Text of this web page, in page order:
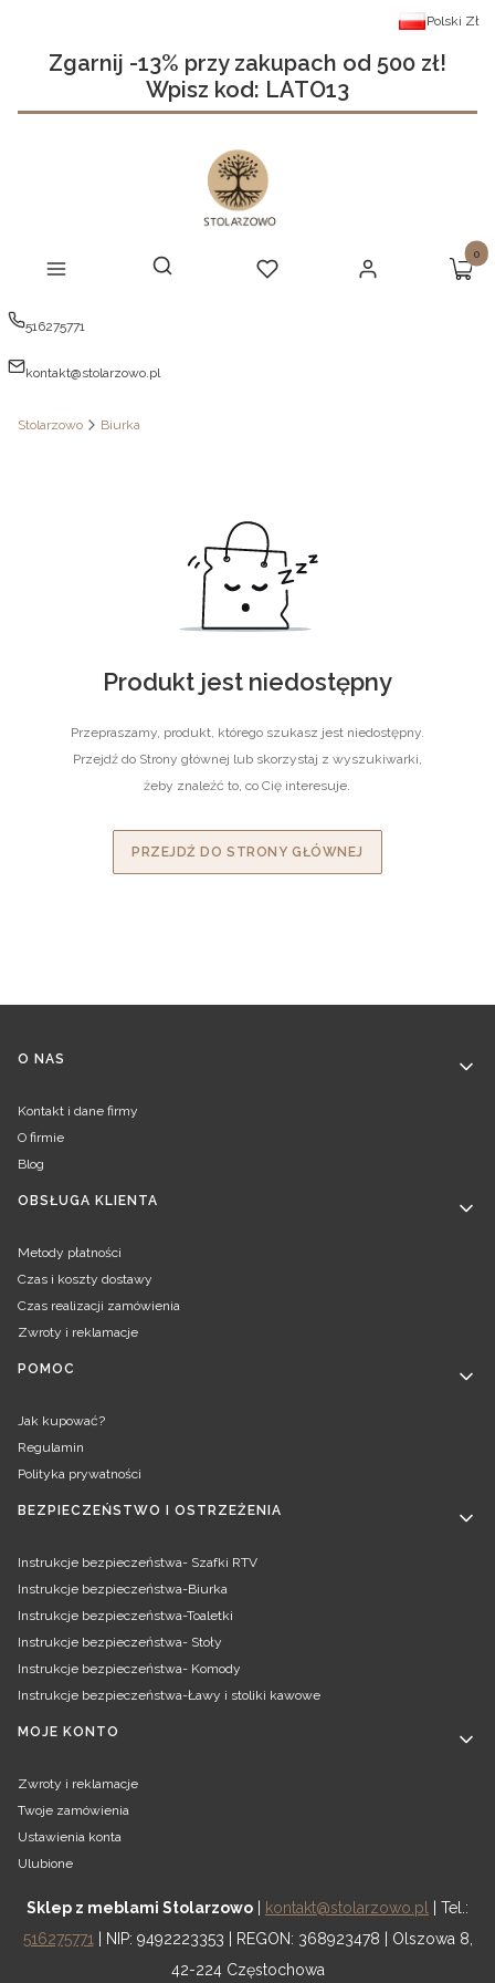
Polski Zł
Zgarnij -13% przy zakupach od 500 zł!
Wpisz kod: LATO13
Menu Otwórz wyszukiwarkę
Szukaj Ulubione Zaloguj się
516275771
kontakt@stolarzowo.pl
Stolarzowo Biurka
Produkt jest niedostępny
Przepraszamy, produkt, którego szukasz jest niedostępny.
Przejdź do Strony głównej lub skorzystaj z wyszukiwarki,
żeby znaleźć to, co Cię interesuje.
PRZEJDŹ DO STRONY GŁÓWNEJ
Linki w stopce
O NAS
Kontakt i dane firmy
O firmie
Blog
OBSŁUGA KLIENTA
Metody płatności
Czas i koszty dostawy
Czas realizacji zamówienia
Zwroty i reklamacje
POMOC
Jak kupować?
Regulamin
Polityka prywatności
BEZPIECZEŃSTWO I OSTRZEŻENIA
Instrukcje bezpieczeństwa- Szafki RTV
Instrukcje bezpieczeństwa-Biurka
Instrukcje bezpieczeństwa-Toaletki
Instrukcje bezpieczeństwa- Stoły
Instrukcje bezpieczeństwa- Komody
Instrukcje bezpieczeństwa-Ławy i stoliki kawowe
MOJE KONTO
Zwroty i reklamacje
Twoje zamówienia
Ustawienia konta
Ulubione
Sklep z meblami Stolarzowo kontakt@stolarzowo.pl
| Tel.:
516275771 | NIP: 9492223353 | REGON: 368923478 | Olszowa 8,
42-224 Częstochowa